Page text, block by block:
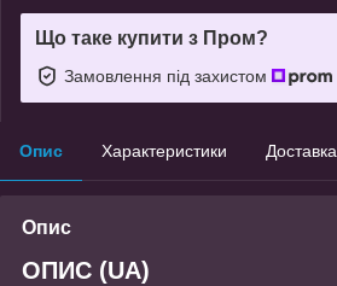
Що таке купити з Пром?
Замовлення під захистом
Опис Характеристики Доставка
Опис
ОПИС (UA)